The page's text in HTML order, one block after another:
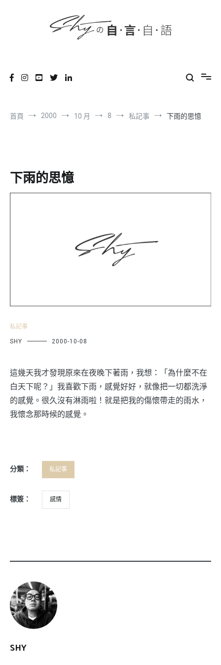
首頁 2000 10 月 8 私記事 下雨的思憶
下雨的思憶
私記事
SHY 2000-10-08
這幾天我才發現原來在夜晚下著雨，我想：「為什麼不在
白天下呢？」我喜歡下雨，感覺好好，就像把一切都洗淨
的感覺。很久沒有淋雨啦！就是把我的傷懷帶走的雨水，
我懷念那時候的感覺。
分類： 私記事
標簽： 感情
SHY